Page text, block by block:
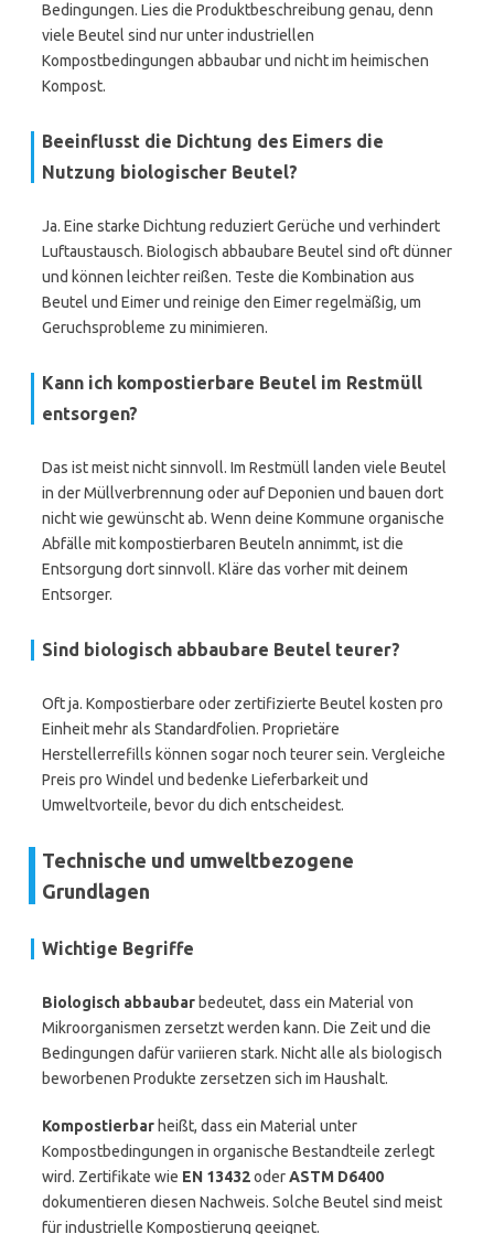
Bedingungen. Lies die Produktbeschreibung genau, denn
viele Beutel sind nur unter industriellen
Kompostbedingungen abbaubar und nicht im heimischen
Kompost.
Beeinflusst die Dichtung des Eimers die
Nutzung biologischer Beutel?
Ja. Eine starke Dichtung reduziert Gerüche und verhindert
Luftaustausch. Biologisch abbaubare Beutel sind oft dünner
und können leichter reißen. Teste die Kombination aus
Beutel und Eimer und reinige den Eimer regelmäßig, um
Geruchsprobleme zu minimieren.
Kann ich kompostierbare Beutel im Restmüll
entsorgen?
Das ist meist nicht sinnvoll. Im Restmüll landen viele Beutel
in der Müllverbrennung oder auf Deponien und bauen dort
nicht wie gewünscht ab. Wenn deine Kommune organische
Abfälle mit kompostierbaren Beuteln annimmt, ist die
Entsorgung dort sinnvoll. Kläre das vorher mit deinem
Entsorger.
Sind biologisch abbaubare Beutel teurer?
Oft ja. Kompostierbare oder zertifizierte Beutel kosten pro
Einheit mehr als Standardfolien. Proprietäre
Herstellerrefills können sogar noch teurer sein. Vergleiche
Preis pro Windel und bedenke Lieferbarkeit und
Umweltvorteile, bevor du dich entscheidest.
Technische und umweltbezogene
Grundlagen
Wichtige Begriffe
Biologisch abbaubar bedeutet, dass ein Material von
Mikroorganismen zersetzt werden kann. Die Zeit und die
Bedingungen dafür variieren stark. Nicht alle als biologisch
beworbenen Produkte zersetzen sich im Haushalt.
Kompostierbar heißt, dass ein Material unter
Kompostbedingungen in organische Bestandteile zerlegt
wird. Zertifikate wie EN 13432oderASTM D6400
dokumentieren diesen Nachweis. Solche Beutel sind meist
für industrielle Kompostierung geeignet.